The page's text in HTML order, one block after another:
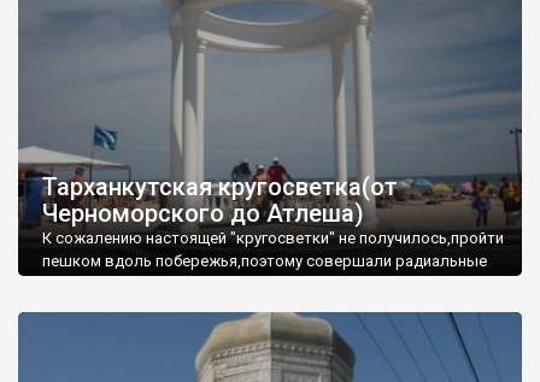
Тарханкутская кругосветка(от
Черноморского до Атлеша)
К сожалению настоящей "кругосветки" не получилось,пройти
пешком вдоль побережья,поэтому совершали радиальные